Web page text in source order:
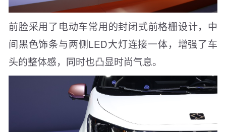
前脸采用了电动车常用的封闭式前格栅设计，中
间黑色饰条与两侧LED大灯连接一体，增强了车
头的整体感，同时也凸显时尚气息。